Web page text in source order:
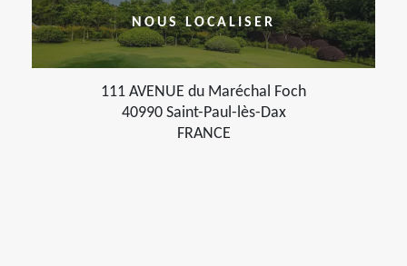
NOUS LOCALISER
111 AVENUE du Maréchal Foch
40990 Saint-Paul-lès-Dax
FRANCE